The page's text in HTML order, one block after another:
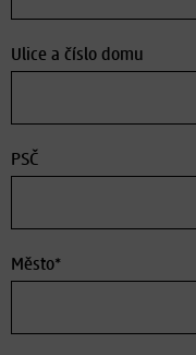
Ulice a číslo domu
PSČ
Město*